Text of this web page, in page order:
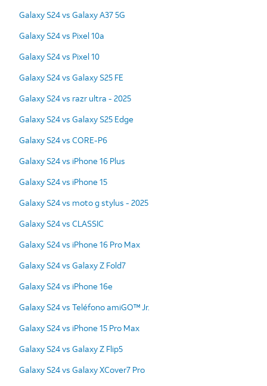
Galaxy S24 vs Galaxy A37 5G
Galaxy S24 vs Pixel 10a
Galaxy S24 vs Pixel 10
Galaxy S24 vs Galaxy S25 FE
Galaxy S24 vs razr ultra - 2025
Galaxy S24 vs Galaxy S25 Edge
Galaxy S24 vs CORE-P6
Galaxy S24 vs iPhone 16 Plus
Galaxy S24 vs iPhone 15
Galaxy S24 vs moto g stylus - 2025
Galaxy S24 vs CLASSIC
Galaxy S24 vs iPhone 16 Pro Max
Galaxy S24 vs Galaxy Z Fold7
Galaxy S24 vs iPhone 16e
Galaxy S24 vs Teléfono amiGO™ Jr.
Galaxy S24 vs iPhone 15 Pro Max
Galaxy S24 vs Galaxy Z Flip5
Galaxy S24 vs Galaxy XCover7 Pro